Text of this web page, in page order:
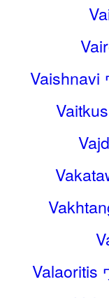
Vaishnavi
Valaoritis